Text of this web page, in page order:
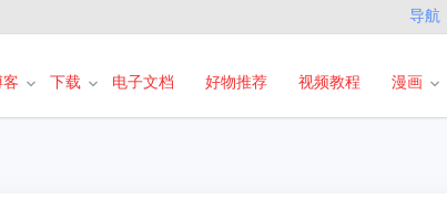
导航
客 下载 电子文档 好物推荐 视频教程 漫画